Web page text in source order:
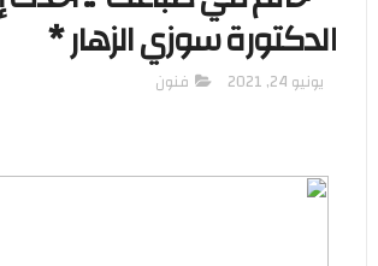
الدكتورة سوزي الزهار *
يونيو 24, 2021 فنون